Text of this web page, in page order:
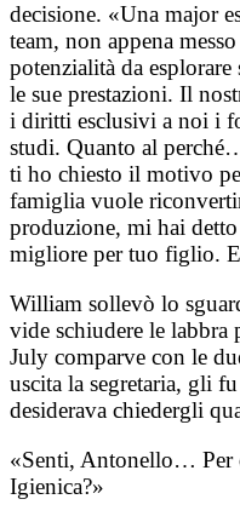
decisione. «Una major
team, non appena
potenzialità da
le sue prestazioni. Il
i diritti esclusivi a noi i
studi. Quanto al
ti ho chiesto il motivo
famiglia vuole
produzione, mi hai
migliore per tuo figlio.
William sollevò lo
vide schiudere le labbra
July comparve con le
uscita la segretaria, gli
desiderava chiedergli
«Senti, Antonello… Per
Igienica?»